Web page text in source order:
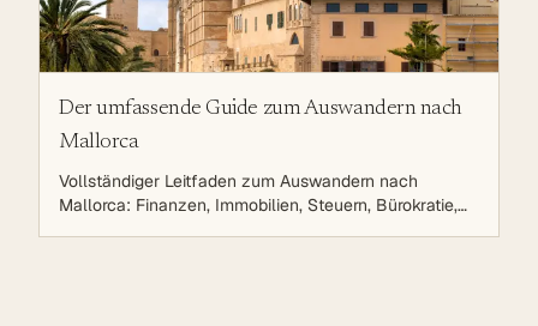
Der umfassende Guide zum Auswandern nach
Mallorca
Vollständiger Leitfaden zum Auswandern nach
Mallorca: Finanzen, Immobilien, Steuern, Bürokratie,